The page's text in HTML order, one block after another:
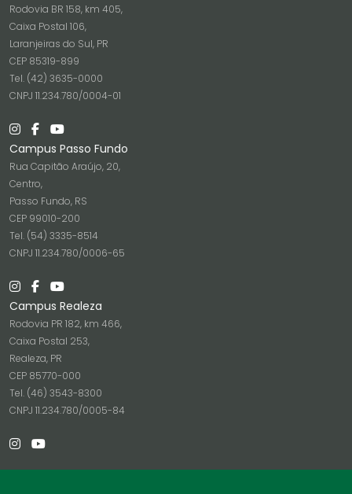
Rodovia BR 158, km 405,
Caixa Postal 106,
Laranjeiras do Sul, PR
CEP 85319-899
Tel. (42) 3635-0000
CNPJ 11.234.780/0004-01
Campus Passo Fundo
Rua Capitão Araújo, 20,
Centro,
Passo Fundo, RS
CEP 99010-200
Tel. (54) 3335-8514
CNPJ 11.234.780/0006-65
Campus Realeza
Rodovia PR 182, km 466,
Caixa Postal 253,
Realeza, PR
CEP 85770-000
Tel. (46) 3543-8300
CNPJ 11.234.780/0005-84